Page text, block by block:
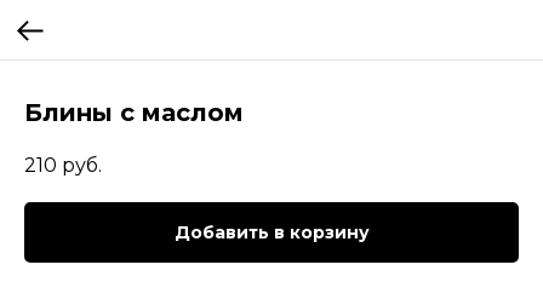
Блины с маслом
210 руб.
Добавить в корзину